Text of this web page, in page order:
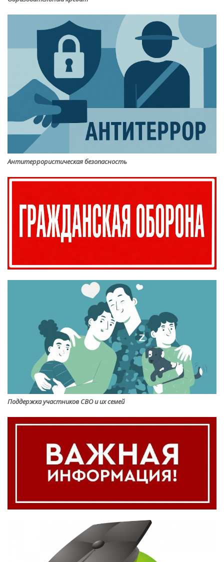
Антитеррористическая безопасность
Поддержка участников СВО и их семей